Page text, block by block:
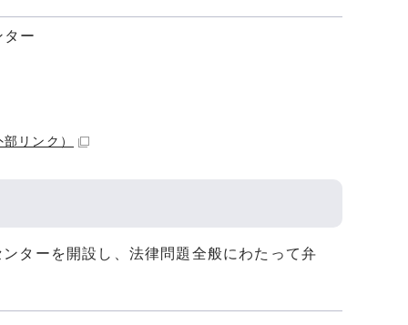
ー
リンク）
ターを開設し、法律問題全般にわたって弁